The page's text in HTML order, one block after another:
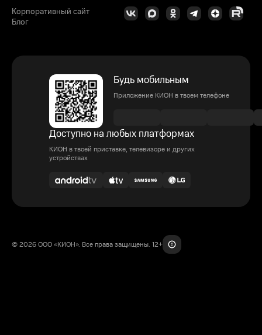
Корпоративный сайт
Блог
Будь мобильным
Приложение КИОН в твоем телефоне
Доступно на любых платформах
КИОН в твоей приставке, телевизоре и других
устройствах
© 2026 ООО «КИОН». Все права защищены. 12+